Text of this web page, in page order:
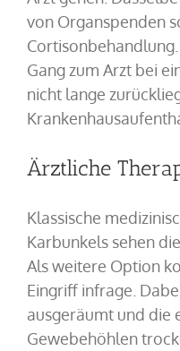
von Organspenden
Gang zum Arzt bei
nicht lange
Ärztliche
Klassische
Karbunkels sehen
Als weitere Option
Eingriff infrage.
ausgeräumt und die
Gewebehöhlen